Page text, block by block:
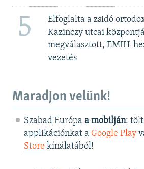
5
Elfoglalta a zsidó
Kazinczy utcai
megválasztott, EMIH-
vezetés
Maradjon velünk!
Szabad Európa a mobilján:
applikációnkat a Google Play
Store kínálatából!